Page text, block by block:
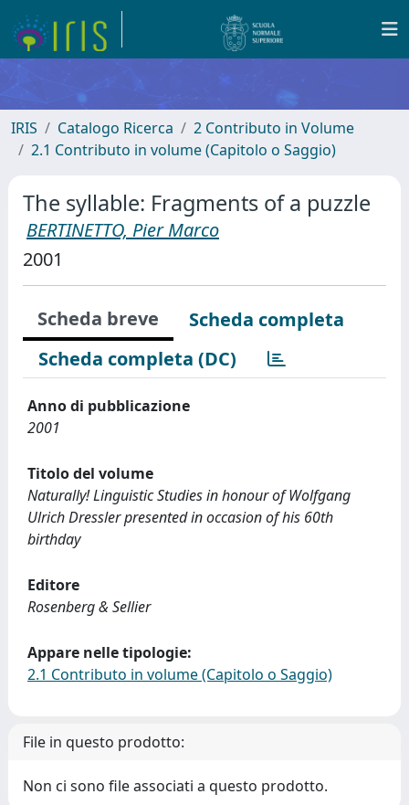
IRIS Catalogo Ricerca
2 Contributo in Volume
2.1 Contributo in volume (Capitolo o Saggio)
The syllable: Fragments of a puzzle
BERTINETTO, Pier Marco
2001
Scheda breve
Scheda completa
Scheda completa (DC)
Anno di pubblicazione
2001
Titolo del volume
Naturally! Linguistic Studies in honour of Wolfgang
Ulrich Dressler presented in occasion of his 60th
birthday
Editore
Rosenberg & Sellier
Appare nelle tipologie:
2.1 Contributo in volume (Capitolo o Saggio)
File in questo prodotto:
Non ci sono file associati a questo prodotto.